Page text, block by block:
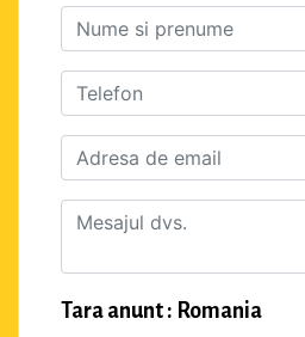
Tara anunt : Romania